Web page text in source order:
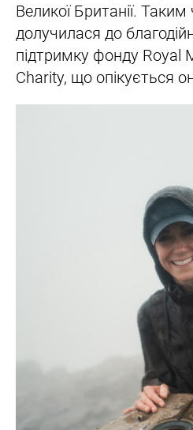
Великої Британії.
долучилася до
підтримку фонду Royal
Charity, що опікується